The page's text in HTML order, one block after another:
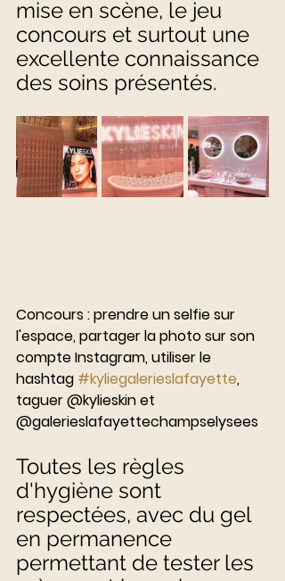
mise en scène, le jeu
concours et surtout une
excellente connaissance
des soins présentés.
Concours : prendre un selfie sur
l'espace, partager la photo sur son
compte Instagram, utiliser le
hashtag #kyliegalerieslafayette,
taguer @kylieskin et
@galerieslafayettechampselysees
Toutes les règles
d'hygiène sont
respectées, avec du gel
en permanence
permettant de tester les